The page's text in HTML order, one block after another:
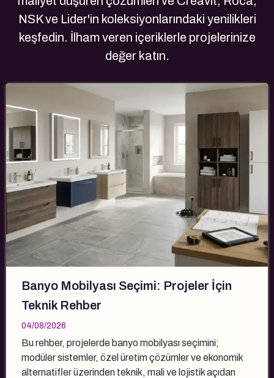
NSK ve Lider'in koleksiyonlarındaki yenilikleri
keşfedin. İlham veren içeriklerle projelerinize
değer katın.
Banyo Mobilyası Seçimi: Projeler İçin
Teknik Rehber
04/08/2026
Bu rehber, projelerde banyo mobilyası seçimini;
modüler sistemler, özel üretim çözümler ve ekonomik
alternatifler üzerinden teknik, mali ve lojistik açıdan